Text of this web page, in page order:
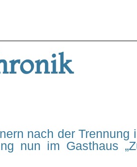
nach der Trennung
nun im Gasthaus